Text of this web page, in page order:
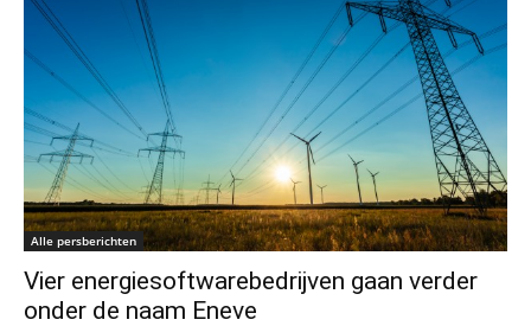
Alle persberichten
Vier energiesoftwarebedrijven gaan verder
onder de naam Eneve